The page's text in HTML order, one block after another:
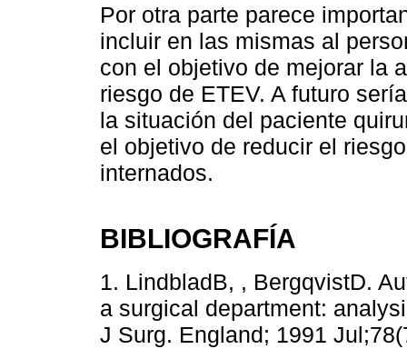
Por otra parte parece
incluir en las mismas al
con el objetivo de mejorar la
riesgo de ETEV. A futuro
la situación del paciente
el objetivo de reducir el
internados.
BIBLIOGRAFÍA
1. LindbladB, , BergqvistD.
a surgical department:
J Surg. England; 1991